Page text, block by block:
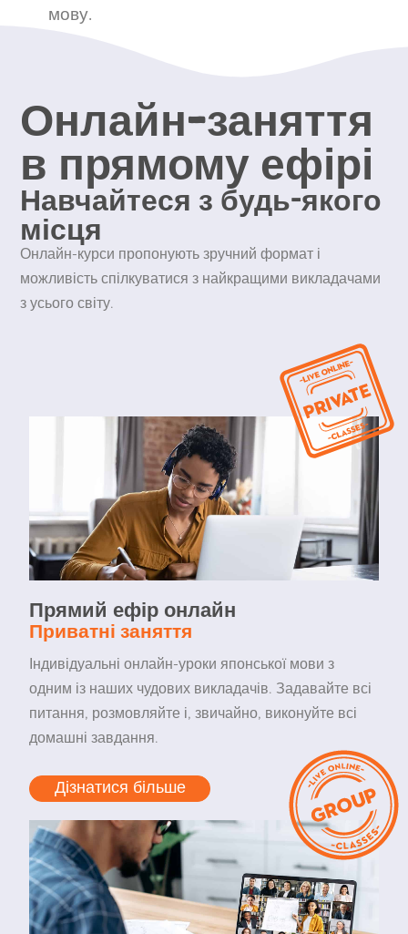
мову.
Онлайн-заняття
в прямому ефірі
Навчайтеся з будь-якого
місця
Онлайн-курси пропонують зручний формат і
можливість спілкуватися з найкращими викладачами
з усього світу.
Прямий ефір онлайн
Приватні заняття
Індивідуальні онлайн-уроки японської мови з
одним із наших чудових викладачів. Задавайте всі
питання, розмовляйте і, звичайно, виконуйте всі
домашні завдання.
Дізнатися більше